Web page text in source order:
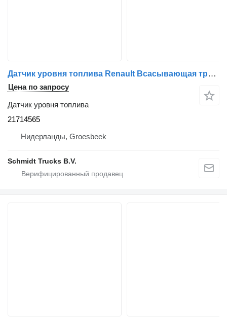
Датчик уровня топлива Renault Всасывающая трубка T 430 EURO 6 21714565 для грузовика
Цена по запросу
Датчик уровня топлива
21714565
Нидерланды, Groesbeek
Schmidt Trucks B.V.